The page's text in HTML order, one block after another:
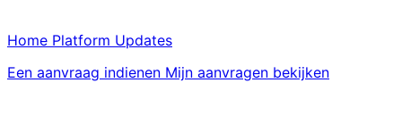
Home Platform Updates
Een aanvraag indienen Mijn aanvragen bekijken